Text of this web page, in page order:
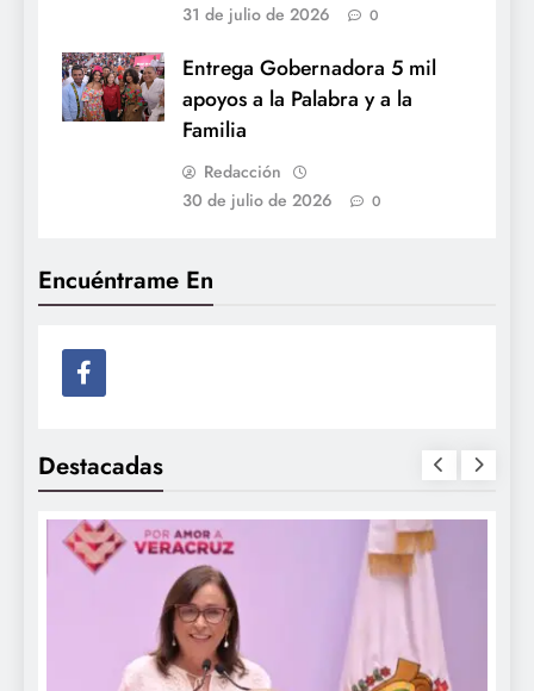
Encuéntrame En
Destacadas
31 de julio de 2026
0
Entrega Gobernadora 5 mil
apoyos a la Palabra y a la
Familia
Redacción
30 de julio de 2026
0